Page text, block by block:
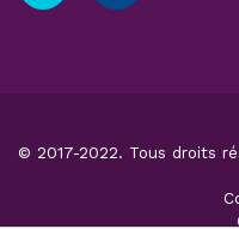
© 2017-2022. Tous droits